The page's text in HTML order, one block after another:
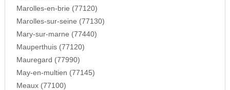
Marolles-en-brie (77120)
Marolles-sur-seine (77130)
Mary-sur-marne (77440)
Mauperthuis (77120)
Mauregard (77990)
May-en-multien (77145)
Meaux (77100)